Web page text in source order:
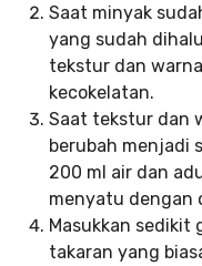
Saat minyak
yang sudah
tekstur dan
kecokelatan.
Saat tekstur dan
berubah menjadi
200 ml air dan
menyatu dengan
Masukkan sedikit
takaran yang